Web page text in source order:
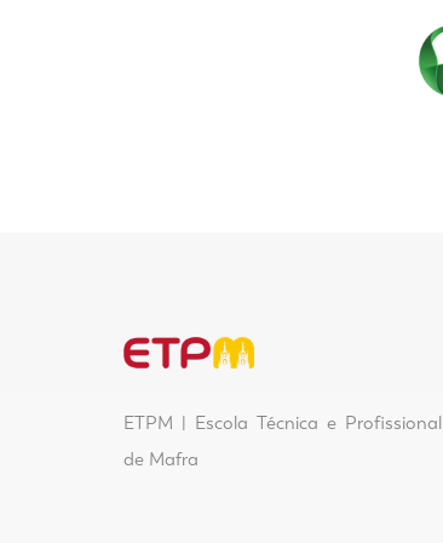
ETPM | Escola Técnica e Profissional
de Mafra